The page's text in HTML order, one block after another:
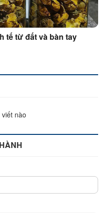
tế từ đất và bàn tay
nào